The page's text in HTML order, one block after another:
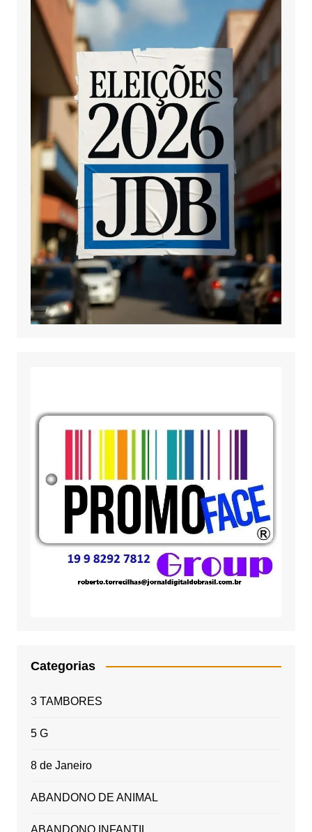
Categorias
3 TAMBORES
5 G
8 de Janeiro
ABANDONO DE ANIMAL
ABANDONO INFANTIL